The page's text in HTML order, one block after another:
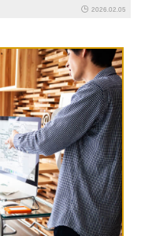
2026.02.05